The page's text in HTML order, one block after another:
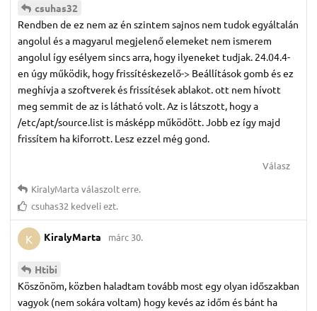
csuhas32
Rendben de ez nem az én szintem sajnos nem tudok egyáltalán
angolul és a magyarul megjelenő elemeket nem ismerem
angolul így esélyem sincs arra, hogy ilyeneket tudjak. 24.04.4-
en úgy működik, hogy frissítéskezelő-> Beállítások gomb és ez
meghívja a szoftverek és frissítések ablakot. ott nem hívott
meg semmit de az is látható volt. Az is látszott, hogy a
/etc/apt/source.list is másképp működött. Jobb ez így majd
frissítem ha kiforrott. Lesz ezzel még gond.
Válasz
KiralyMarta válaszolt erre.
csuhas32 kedveli ezt.
K KiralyMarta márc 30.
Htibi
Köszönöm, közben haladtam tovább most egy olyan időszakban
vagyok (nem sokára voltam) hogy kevés az időm és bánt ha